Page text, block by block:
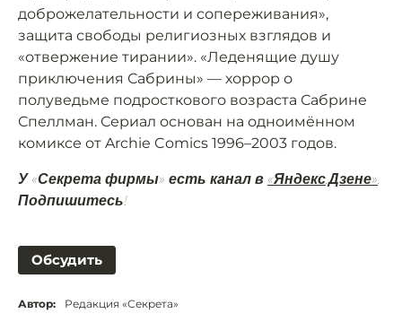
доброжелательности и сопереживания»,
защита свободы религиозных взглядов и
«отвержение тирании». «Леденящие душу
приключения Сабрины» — хоррор о
полуведьме подросткового возраста Сабрине
Спеллман. Сериал основан на одноимённом
комиксе от Archie Comics 1996–2003 годов.
У «Секрета фирмы» есть канал в «Яндекс.Дзене»
Подпишитесь!
Обсудить
Автор: Редакция «Секрета»